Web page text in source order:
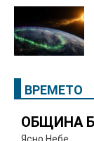
ВРЕМЕТО
ОБЩИНА